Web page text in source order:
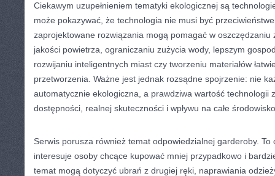
Ciekawym uzupełnieniem tematyki ekologicznej są
może pokazywać, że technologia nie musi być
zaprojektowane rozwiązania mogą pomagać w oszczędzaniu
jakości powietrza, ograniczaniu zużycia wody, lepszym
rozwijaniu inteligentnych miast czy tworzeniu materiałów
przetworzenia. Ważne jest jednak rozsądne spojrzenie: nie
automatycznie ekologiczna, a prawdziwa wartość technologii
dostępności, realnej skuteczności i wpływu na całe
Serwis porusza również temat odpowiedzialnej garderoby. To
interesuje osoby chcące kupować mniej przypadkowo i
temat mogą dotyczyć ubrań z drugiej ręki, naprawiania